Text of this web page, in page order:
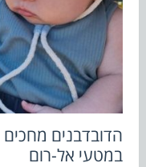
הדובדבנים
במטעי אל-רום